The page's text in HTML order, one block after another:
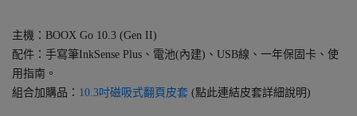
主機：BOOX Go 10.3 (Gen II)
配件：手寫筆InkSense Plus、電池(內建)、USB線、一年保固卡、使
用指南。
組合加購品： 10.3吋磁吸式翻頁皮套 (點此連結皮套詳細說明)